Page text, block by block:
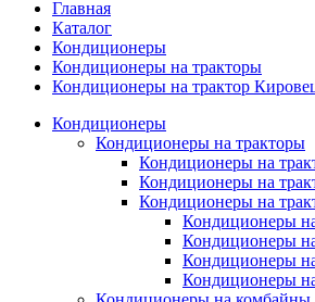
Главная
Каталог
Кондиционеры
Кондиционеры на тракторы
Кондиционеры на трактор
Кондиционеры
Кондиционеры на тракторы
Кондиционеры на
Кондиционеры на
Кондиционеры на
Кондиционеры
Кондиционеры
Кондиционеры
Кондиционеры